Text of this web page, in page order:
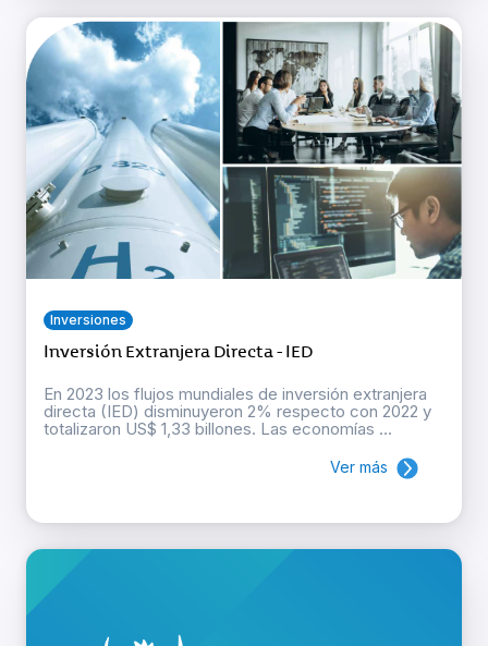
Inversiones
Inversión Extranjera Directa - IED
En 2023 los flujos mundiales de inversión extranjera
directa (IED) disminuyeron 2% respecto con 2022 y
totalizaron US$ 1,33 billones. Las economías ...
Ver más